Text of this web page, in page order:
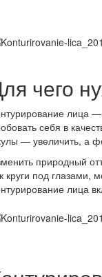
чего
лица
себя в
— увеличить, а
природный
круги под глазами,
лица